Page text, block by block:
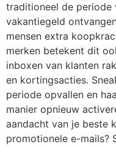
traditioneel de periode
vakantiegeld
mensen extra
merken betekent dit
inboxen van klanten
en kortingsacties.
periode opvallen en
manier opnieuw
aandacht van je beste
promotionele e-mails?